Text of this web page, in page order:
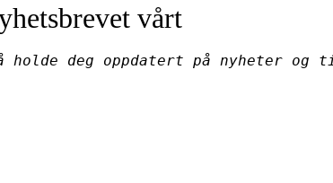
vårt
holde deg oppdatert på nyheter og